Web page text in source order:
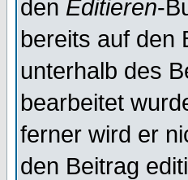
den Editieren-
bereits auf den
unterhalb des
bearbeitet
ferner wird er
den Beitrag